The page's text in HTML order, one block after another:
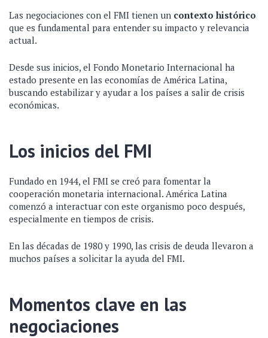
Las negociaciones con el FMI tienen un contexto histórico
que es fundamental para entender su impacto y relevancia
actual.
Desde sus inicios, el Fondo Monetario Internacional ha
estado presente en las economías de América Latina,
buscando estabilizar y ayudar a los países a salir de crisis
económicas.
Los inicios del FMI
Fundado en 1944, el FMI se creó para fomentar la
cooperación monetaria internacional. América Latina
comenzó a interactuar con este organismo poco después,
especialmente en tiempos de crisis.
En las décadas de 1980 y 1990, las crisis de deuda llevaron a
muchos países a solicitar la ayuda del FMI.
Momentos clave en las
negociaciones